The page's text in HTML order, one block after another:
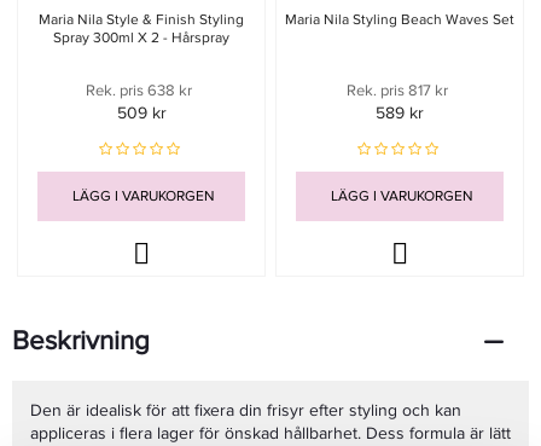
Maria Nila Style & Finish Styling
Spray 300ml X 2 - Hårspray
Rek. pris 638 kr
509 kr
LÄGG I VARUKORGEN
Maria Nila Styling Beach Waves Set
Rek. pris 817 kr
589 kr
LÄGG I VARUKORGEN
Beskrivning
Den är idealisk för att fixera din frisyr efter styling och kan
appliceras i flera lager för önskad hållbarhet. Dess formula är lätt